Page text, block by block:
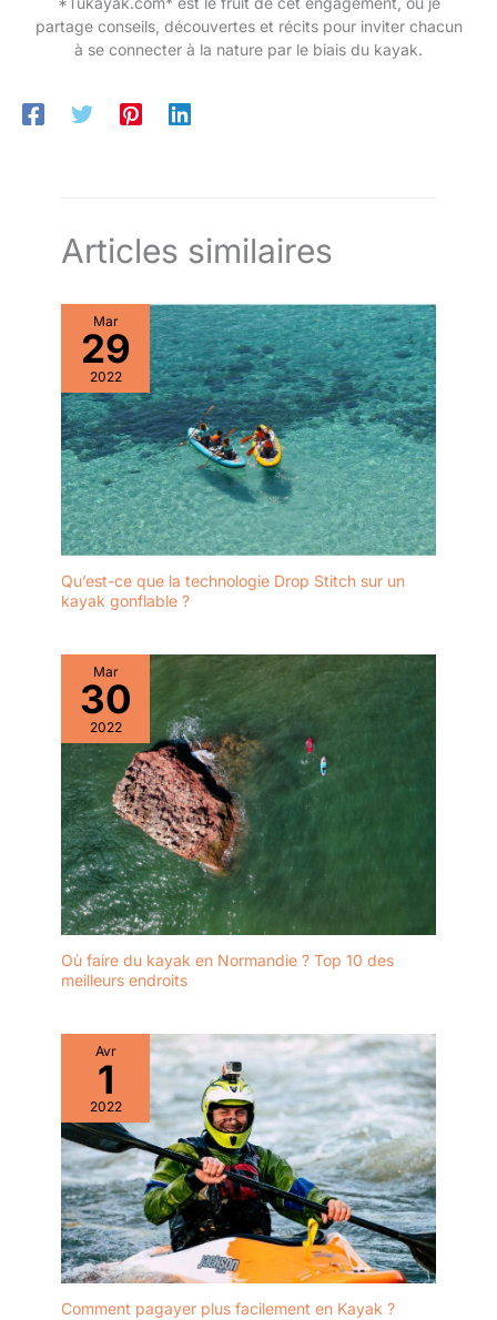
partage conseils, découvertes et récits pour inviter chacun
à se connecter à la nature par le biais du kayak.
Articles similaires
Mar
29
2022
Qu’est-ce que la technologie Drop Stitch sur un
kayak gonflable ?
Mar
30
2022
Où faire du kayak en Normandie ? Top 10 des
meilleurs endroits
Avr
1
2022
Comment pagayer plus facilement en Kayak ?